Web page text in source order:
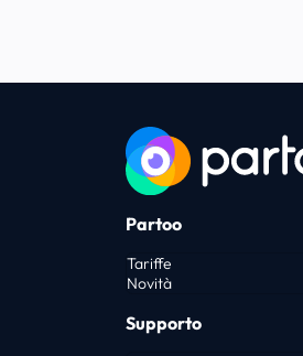
Partoo
Tariffe
Novità
Supporto